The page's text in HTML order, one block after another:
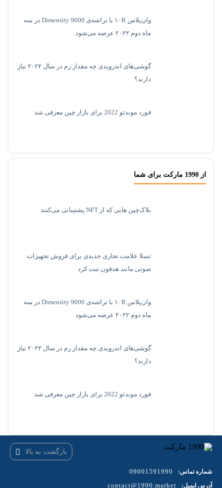
وان‌پلاس ۱۰R با تراشه‌ی Dimensity 9000 در سه
ماه دوم ۲۰۲۲ عرضه می‌شود
گوشی‌های اندرویدی چه مقدار رم در سال ۲۰۲۲ نیاز
دارند؟
فورد موندئو 2022 برای بازار چین معرفی شد
از 1990 مارکت برای شما
بلاک‌چین هایی که از NFT پشتیبانی می‌کنند
تسلا علامت تجاری جدیدی برای فروش تجهیزات
صوتی مانند هدفون ثبت کرد
وان‌پلاس ۱۰R با تراشه‌ی Dimensity 9000 در سه
ماه دوم ۲۰۲۲ عرضه می‌شود
گوشی‌های اندرویدی چه مقدار رم در سال ۲۰۲۲ نیاز
دارند؟
فورد موندئو 2022 برای بازار چین معرفی شد
بازگشت به بالا
شماره تماس: 09001591990
آدرس ایمیل:
contact@1990.market